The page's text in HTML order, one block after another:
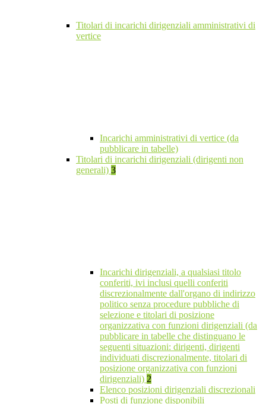
Titolari di incarichi dirigenziali amministrativi di
vertice
Incarichi amministrativi di vertice (da
pubblicare in tabelle)
Titolari di incarichi dirigenziali (dirigenti non
generali) 3
Incarichi dirigenziali, a qualsiasi titolo
conferiti, ivi inclusi quelli conferiti
discrezionalmente dall'organo di indirizzo
politico senza procedure pubbliche di
selezione e titolari di posizione
organizzativa con funzioni dirigenziali (da
pubblicare in tabelle che distinguano le
seguenti situazioni: dirigenti, dirigenti
individuati discrezionalmente, titolari di
posizione organizzativa con funzioni
dirigenziali) 2
Elenco posizioni dirigenziali discrezionali
Posti di funzione disponibili